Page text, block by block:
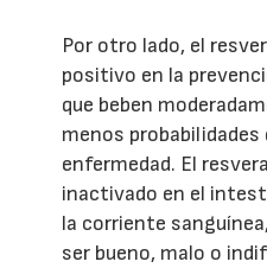
Por otro lado, el
positivo en la
que beben
menos
enfermedad. El
inactivado en el
la corriente
ser bueno, malo o